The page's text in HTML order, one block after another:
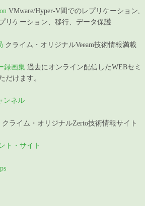
VMware/Hyper-V間でのレプリケーション,
リケーション、移行、データ保護
クライム・オリジナルVeeam技術情報満載
録画集 過去にオンライン配信したWEBセミ
だけます。
ンネル
クライム・オリジナルZerto技術情報サイト
ト・サイト